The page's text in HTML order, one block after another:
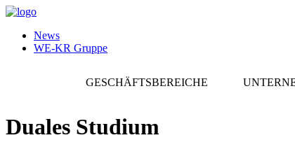
News
WE-KR Gruppe
GESCHÄFTSBEREICHE
Duales Studium